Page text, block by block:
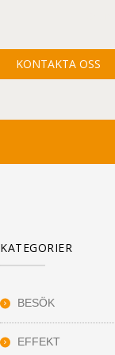
KONTAKTA OSS
KATEGORIER
BESÖK
EFFEKT